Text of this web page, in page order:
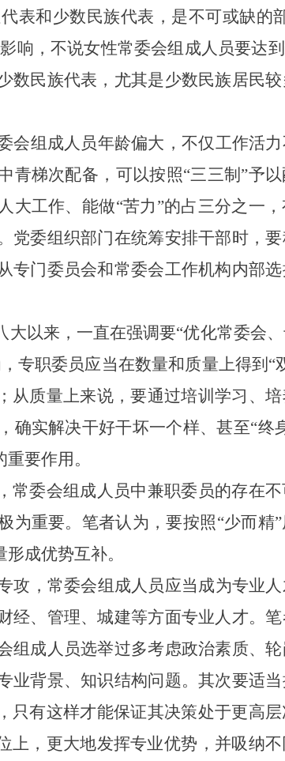
表和少数民族代表，是不可或缺的
响，不说女性常委会组成人员要达到
数民族代表，尤其是少数民族居民
会组成人员年龄偏大，不仅工作活
青梯次配备 ， 可以按照“三三制 ”予
大工作、能做“苦力 ”的占三分之一
党委组织部门在统筹安排干部时，
专门委员会和常委会工作机构内部
大以来，一直在强调要“优化常委会
专职委员应当在数量和质量上得到 “
从质量上来说，要通过培训学习、
确实解决干好干坏一个样、甚至“终
要作用。
常委会组成人员中兼职委员的存在
为重要。笔者认为，要按照“少而精”
成优势互补。
攻，常委会组成人员应当成为专业
经、管理、城建等方面专业人才。
组成人员选举过多考虑政治素质、
背景、知识结构问题。其次要适
只有这样才能保证其决策处于更高
上，更大地发挥专业优势，并吸纳